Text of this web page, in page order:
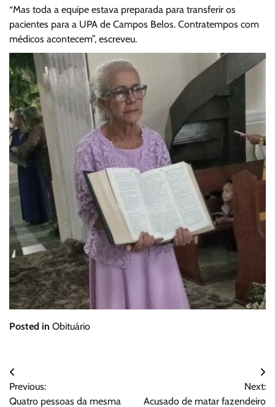
“Mas toda a equipe estava preparada para transferir os
pacientes para a UPA de Campos Belos. Contratempos com
médicos acontecem”, escreveu.
Posted in Obituário
Navegação
de
Previous:
Quatro pessoas da mesma
Next:
Acusado de matar fazendeiro